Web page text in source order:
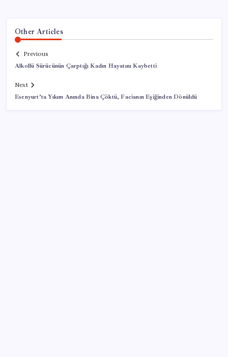
Other Articles
Previous
Alkollü Sürücünün Çarptığı Kadın Hayatını Kaybetti
Next
Esenyurt’ta Yıkım Anında Bina Çöktü, Facianın Eşiğinden Dönüldü